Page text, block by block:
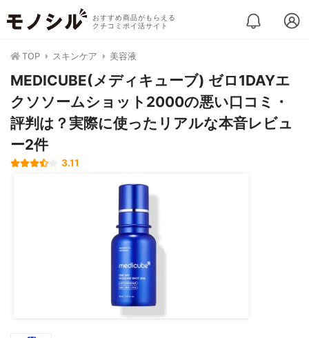
おすすめ商品がもらえる
クチコミポイ活サイト
TOP スキンケア 美容液
MEDICUBE(メディキューブ) ゼロ1DAYエ
クソソームショット2000の悪い口コミ・
評判は？実際に使ったリアルな本音レビュ
ー2件
3.11